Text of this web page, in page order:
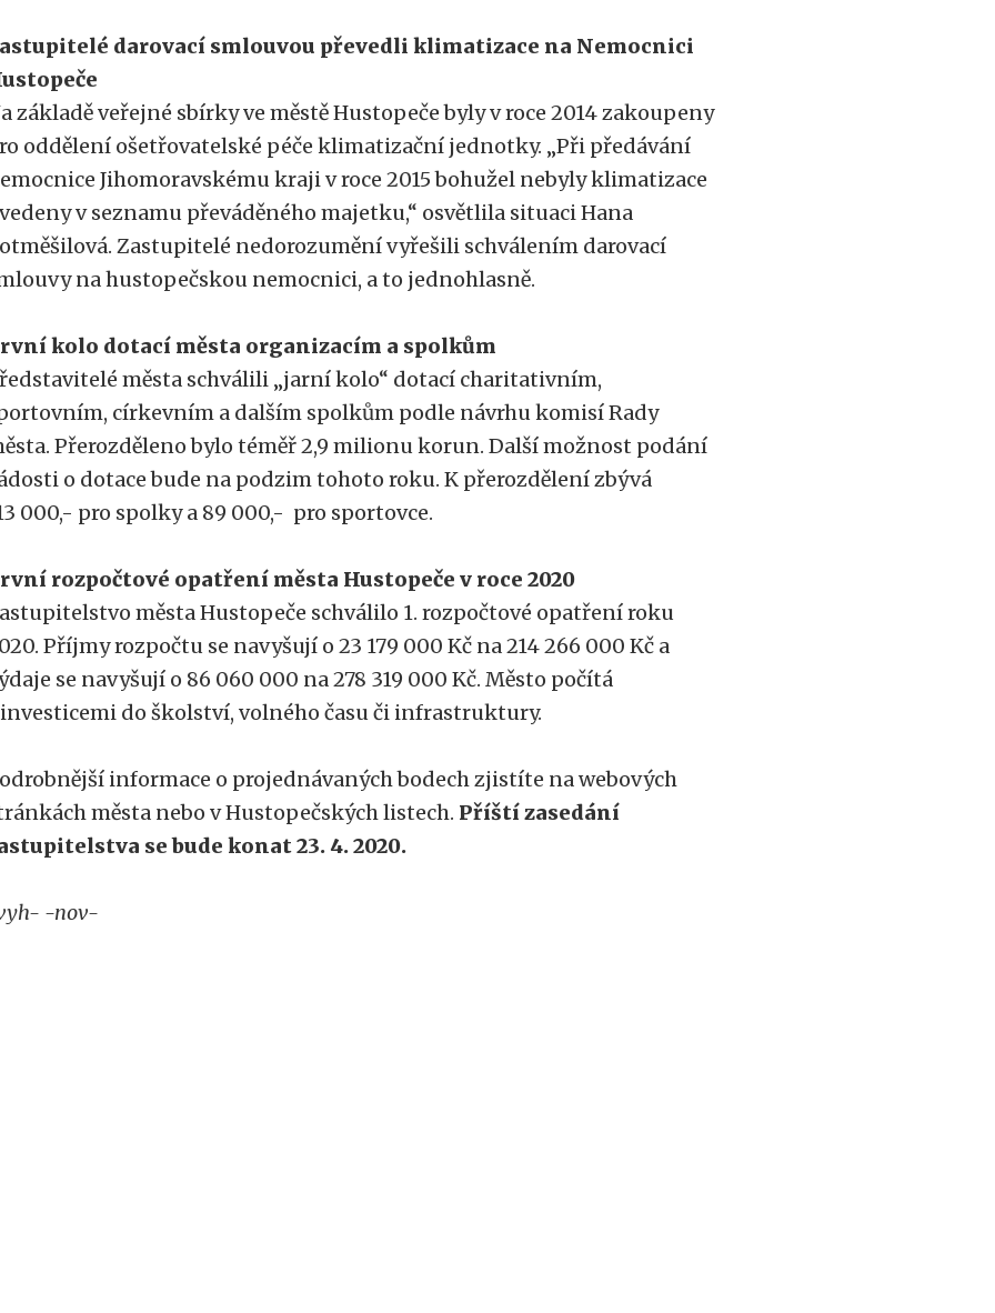
darovací smlouvou převedli klimatizace na Nemocnici
základě veřejné sbírky ve městě Hustopeče byly v roce 2014 zakoupeny
oddělení ošetřovatelské péče klimatizační jednotky. „Při předávání
Jihomoravskému kraji v roce 2015 bohužel nebyly klimatizace
v seznamu převáděného majetku,“ osvětlila situaci Hana
Zastupitelé nedorozumění vyřešili schválením darovací
na hustopečskou nemocnici, a to jednohlasně.
kolo dotací města organizacím a spolkům
města schválili „jarní kolo“ dotací charitativním,
církevním a dalším spolkům podle návrhu komisí Rady
Přerozděleno bylo téměř 2,9 milionu korun. Další možnost podání
o dotace bude na podzim tohoto roku. K přerozdělení zbývá
000,- pro spolky a 89 000,- pro sportovce.
rozpočtové opatření města Hustopeče v roce 2020
města Hustopeče schválilo 1. rozpočtové opatření roku
Příjmy rozpočtu se navyšují o 23 179 000 Kč na 214 266 000 Kč a
se navyšují o 86 060 000 na 278 319 000 Kč. Město počítá
do školství, volného času či infrastruktury.
informace o projednávaných bodech zjistíte na webových
města nebo v Hustopečských listech. Příští zasedání
se bude konat 23. 4. 2020.
-nov-